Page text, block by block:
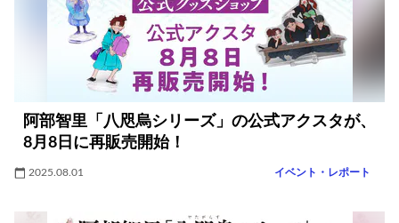
阿部智里「八咫烏シリーズ」の公式アクスタが、
8月8日に再販売開始！
2025.08.01 イベント・レポート